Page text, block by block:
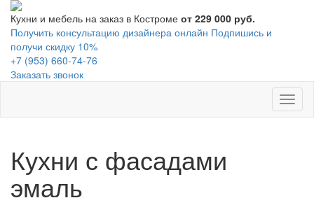
Кухни и мебель на заказ в Костроме от 229 000 руб.
Получить консультацию дизайнера онлайн Подпишись и
получи скидку 10%
+7 (953) 660-74-76
Заказать звонок
Кухни с фасадами
эмаль